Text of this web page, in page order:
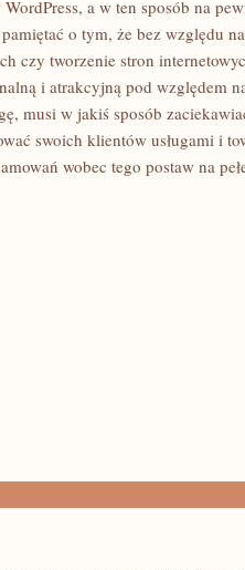
a w ten sposób na
o tym, że bez względu
czy tworzenie stron
i atrakcyjną pod względem
musi w jakiś sposób
swoich klientów usługami i
wobec tego postaw na